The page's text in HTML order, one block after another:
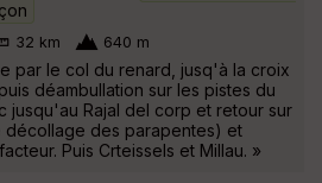
32 km 640 m
par le col du renard, jusq'à la croix
déambullation sur les pistes du
jusqu'au Rajal del corp et retour sur
décollage des parapentes) et
Puis Crteissels et Millau. »